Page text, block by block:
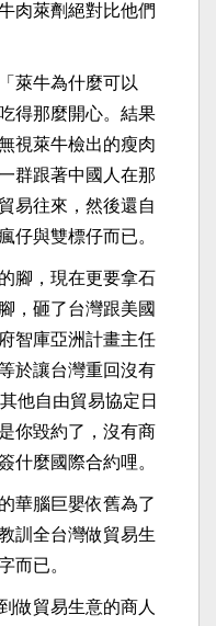
肉萊劑絕對比他們
萊牛為什麼可以
得那麼開心。結果
視萊牛檢出的瘦肉
群跟著中國人在那
易往來，然後還自
仔與雙標仔而已。​
腳，現在更要拿石
，砸了台灣跟美國
智庫亞洲計畫主任
於讓台灣重回沒有
他自由貿易協定日
你毀約了，沒有商
什麼國際合約哩。​
華腦巨嬰依舊為了
訓全台灣做貿易生
而已。​
做貿易生意的商人